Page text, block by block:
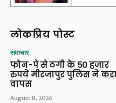
लोकप्रिय पोस्ट
समाचार
फोन-पे से ठगी के 50 हजार
रुपये मीरजापुर पुलिस ने
वापस
August 8, 2026